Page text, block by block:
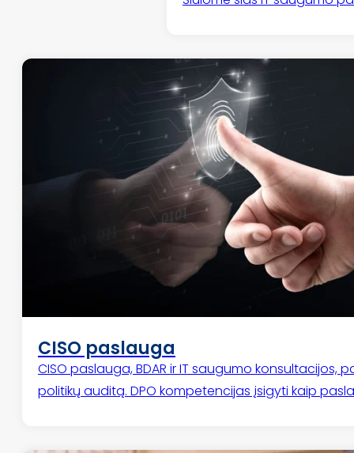
CISO paslauga
CISO paslauga, BDAR ir IT saugumo
politikų auditą. DPO kompetencijas įsigyti kaip